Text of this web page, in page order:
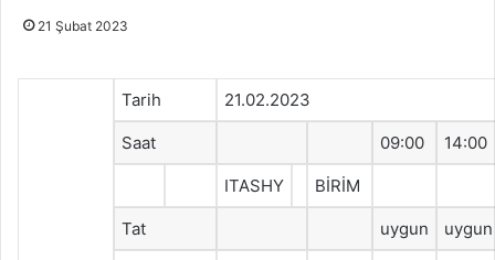
21 Şubat 2023
Tarih 21.02.2023
Saat 09:00 14:00
ITASHY BİRİM
Tat uygun uygun